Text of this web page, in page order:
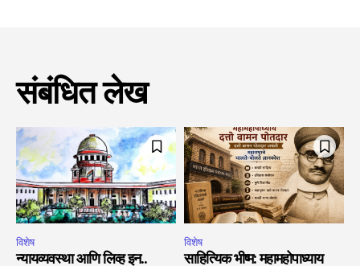
संबंधित लेख
विशेष
न्यायव्यवस्था आणि लिव्ह इन..
विशेष
साहित्यिक भीष्म: महामहोपाध्याय